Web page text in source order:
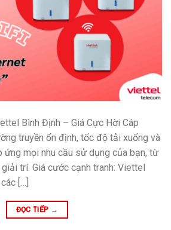
Bình Định – Giá Cực Hời Cáp
truyền ổn định, tốc độ tải xuống và
ứng mọi nhu cầu sử dụng của bạn, từ
trí. Giá cước cạnh tranh: Viettel
[…]
ĐỌC TIẾP →